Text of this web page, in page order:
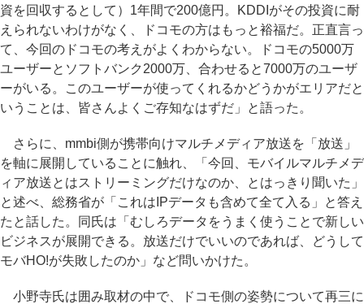
資を回収するとして）1年間で200億円。KDDIがその投資に耐
えられないわけがなく、ドコモの方はもっと裕福だ。正直言っ
て、今回のドコモの考えがよくわからない。ドコモの5000万
ユーザーとソフトバンク2000万、合わせると7000万のユーザ
ーがいる。このユーザーが使ってくれるかどうかがエリアだと
いうことは、皆さんよくご存知なはずだ」と語った。
さらに、mmbi側が携帯向けマルチメディア放送を「放送」
を軸に展開していることに触れ、「今回、モバイルマルチメデ
ィア放送とはストリーミングだけなのか、とはっきり聞いた」
と述べ、総務省が「これはIPデータも含めて全て入る」と答え
たと話した。同氏は「むしろデータをうまく使うことで新しい
ビジネスが展開できる。放送だけでいいのであれば、どうして
モバHO!が失敗したのか」など問いかけた。
小野寺氏は囲み取材の中で、ドコモ側の姿勢について再三に